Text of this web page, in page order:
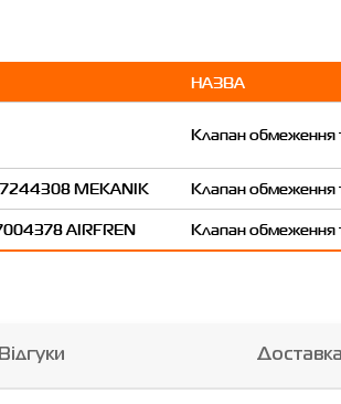
НАЗВА
Клапан обмеження
Клапан обмеження
Клапан обмеження
Відгуки